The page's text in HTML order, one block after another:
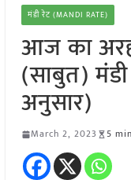
मंडी रेट (MANDI RATE)
आज का
(साबुत)
अनुसार)
March 2, 2023 5